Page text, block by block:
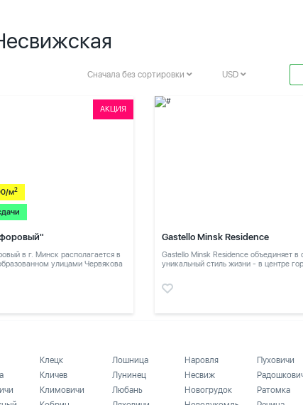
Сначала без сортировки USD
АКЦИЯ
м2
в г. Минск располагается в
улицами Червякова
Gastello Minsk Residence
Gastello Minsk Residence объединяет в
уникальный стиль жизни - в центре
Клецк
Кличев
Климовичи
Лошница
Лунинец
Любань
Наровля
Несвиж
Новогрудок
Пуховичи
Ратомка